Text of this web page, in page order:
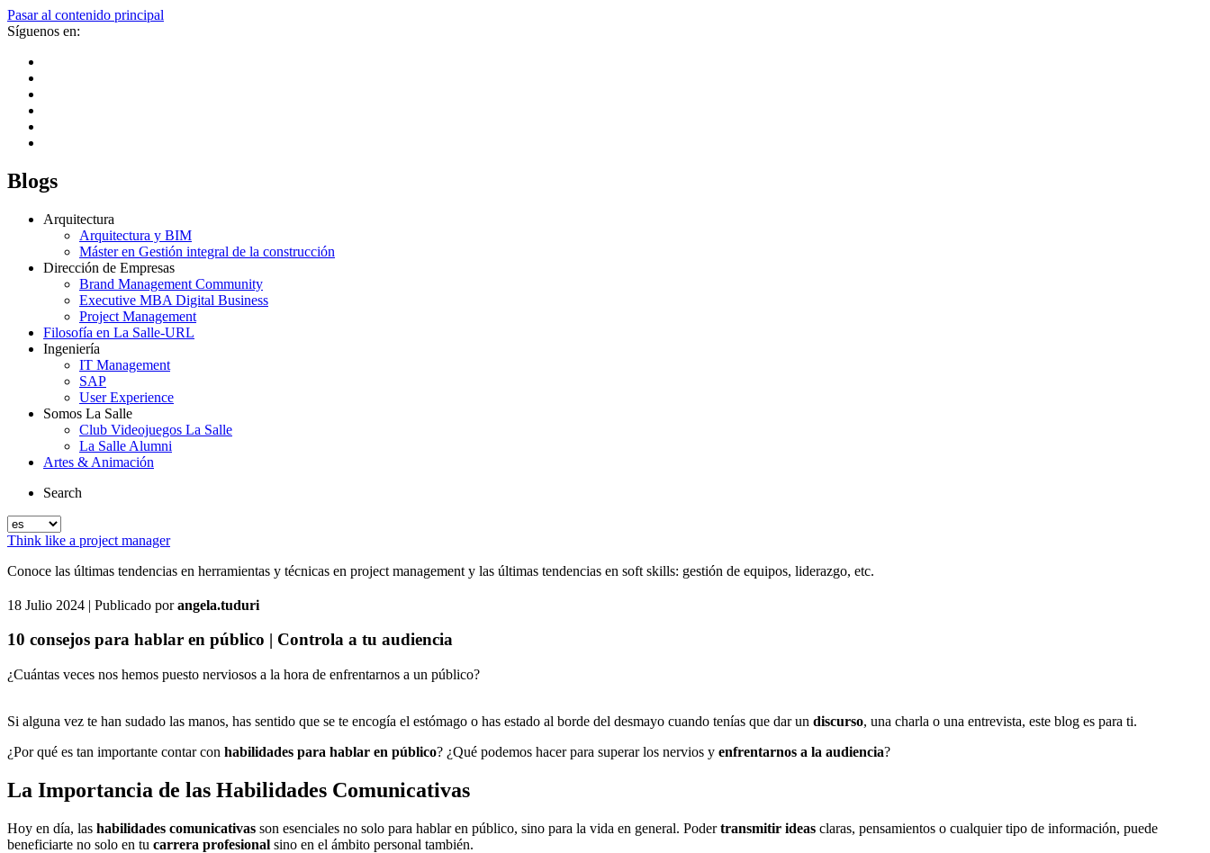
Pasar al contenido principal
Síguenos en:
Blogs
Arquitectura
Arquitectura y BIM
Máster en Gestión integral de la construcción
Dirección de Empresas
Brand Management Community
Executive MBA Digital Business
Project Management
Filosofía en La Salle-URL
Ingeniería
IT Management
SAP
User Experience
Somos La Salle
Club Videojuegos La Salle
La Salle Alumni
Artes & Animación
Search
Think like a project manager
Conoce las últimas tendencias en herramientas y técnicas en project management y las últimas tendencias en soft skills: gestión de equipos, liderazgo, etc.
18 Julio 2024 | Publicado porangela.tuduri
10 consejos para hablar en público | Controla a tu audiencia
¿Cuántas veces nos hemos puesto nerviosos a la hora de enfrentarnos a un público?
Si alguna vez te han sudado las manos, has sentido que se te encogía el estómago o has estado al borde del desmayo cuando tenías que dar un discurso, una charla o una entrevista, este blog es para ti.
¿Por qué es tan importante contar con habilidades para hablar en público? ¿Qué podemos hacer para superar los nervios y enfrentarnos a la audiencia?
La Importancia de las Habilidades Comunicativas
Hoy en día, las habilidades comunicativas son esenciales no solo para hablar en público, sino para la vida en general. Podertransmitir ideas claras, pensamientos o cualquier tipo de información, puede
beneficiarte no solo en tu carrera profesional sino en el ámbito personal también.